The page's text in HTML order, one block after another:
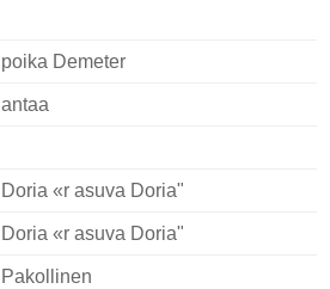
poika Demeter
antaa
Doria «r asuva Doria"
Doria «r asuva Doria"
Pakollinen